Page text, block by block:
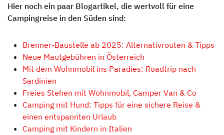
Hier noch ein paar Blogartikel, die wertvoll für eine
Campingreise in den Süden sind:
Brenner-Baustelle ab 2025: Alternativrouten & Tipps
Neue Mautgebühren in Österreich
Mit dem Wohnmobil ins Paradies: Roadtrip nach
Sardinien
Freies Stehen mit Wohnmobil, Camper Van & Co
Camping mit Hund: Tipps für eine sichere Reise &
einen entspannten Urlaub
Camping mit Kindern in Italien